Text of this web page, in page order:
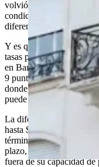
volvió a cambiar
condiciones, con bajas
diferencias muy
Y es que, según el
tasas para clientes que
en Banco Nación y
9 puntos porcentuales
donde, para un crédito
puede ir desde
La diferencia, entre la
hasta $625.000
términos prácticos, para
plazo, esa brecha puede
fuera de su capacidad de